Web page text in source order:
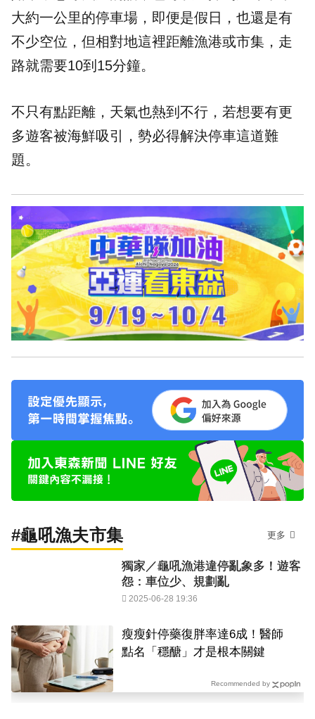
大約一公里的停車場，即便是假日，也還是有
不少空位，但相對地這裡距離漁港或市集，走
路就需要10到15分鐘。
不只有點距離，天氣也熱到不行，若想要有更
多遊客被海鮮吸引，勢必得解決停車這道難
題。
#龜吼漁夫市集 更多
獨家／龜吼漁港違停亂象多！遊客
怨：車位少、規劃亂
2025-06-28 19:36
瘦瘦針停藥復胖率達6成！醫師
點名「穩醣」才是根本關鍵
Recommended by